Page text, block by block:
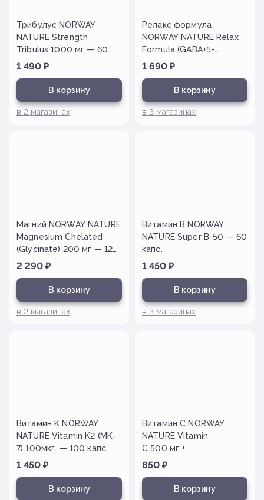
Трибулус NORWAY
NATURE Strength
Tribulus 1000 мг — 60
таб
1 490 ₽
В корзину
в 2 магазинах
Релакс формула
NORWAY NATURE Relax
Formula (GABA+5-
HTP+Mg) — 60 капс.
1 690 ₽
В корзину
в 3 магазинах
Магний NORWAY NATURE
Magnesium Chelated
(Glycinate) 200 мг — 120
таб.
2 290 ₽
В корзину
в 2 магазинах
Витамин B NORWAY
NATURE Super B-50 — 60
капс.
1 450 ₽
В корзину
в 3 магазинах
Витамин K NORWAY
NATURE Vitamin K2 (MK-
7) 100мкг. — 100 капс
1 450 ₽
В корзину
Витамин С NORWAY
NATURE Vitamin
C 500 мг +
Bioflavonoids — 60 таб
850 ₽
В корзину